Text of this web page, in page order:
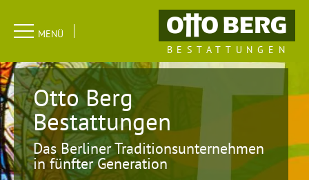
Navigation
überspringen
MENÜ
BESTATTUNGEN
Otto Berg
Bestattungen
Das Berliner Traditionsunternehmen
in fünfter Generation